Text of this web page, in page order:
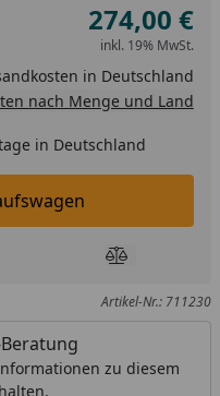
274,00 €
inkl. 19% MwSt.
in Deutschland
nach Menge und Land
in Deutschland
Einkaufswagen legen
hinzufügenProdukt
Artikel-Nr.: 711230
zu diesem